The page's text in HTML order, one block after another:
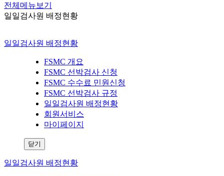
전체메뉴보기
일일검사원 배정현황
일일검사원 배정현황
FSMC 개요
FSMC 선박검사 신청
FSMC 수수료 민원신청
FSMC 선박검사 규정
일일검사원 배정현황
회원서비스
마이페이지
닫기
일일검사원 배정현황